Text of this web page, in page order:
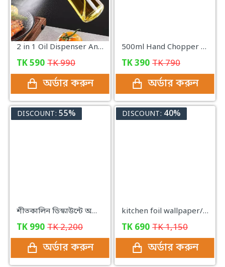
2 in 1 Oil Dispenser And Sprayer Bottle
TK590 TK990
অর্ডার করুন
500ml Hand Chopper Vegetable Cutter Chopper Manual Food-Processor Vegetables, Onions, Garlic in Seconds
TK390 TK790
অর্ডার করুন
DISCOUNT: 55%
শীতকালিন ডিস্কাউন্টে অটোমেটিক ডাবল পিঠা মেকারের জাদুকরি কম্বো প্যাকেজ
TK 990 TK2,200
অর্ডার করুন
DISCOUNT: 40%
kitchen foil wallpaper/Aluminum Foil Self Adhesive Kitchen Sticker (𝐒𝐈𝐙𝐄: 𝟓 𝐌𝐞𝐭𝐞𝐫 𝐗 𝟐𝟒 𝐈𝐧𝐜𝐡)
TK 690 TK1,150
অর্ডার করুন